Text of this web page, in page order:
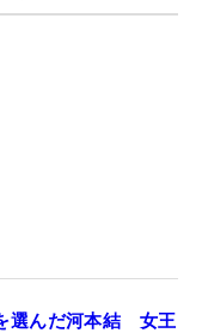
選んだ河本結 女王